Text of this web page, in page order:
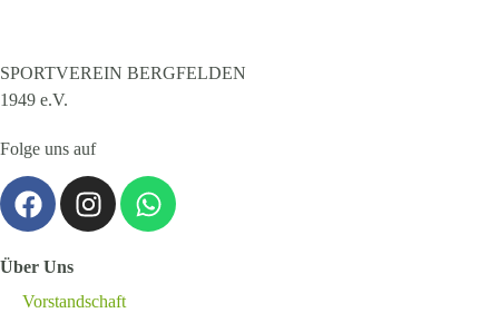
SPORTVEREIN BERGFELDEN
1949 e.V.
Folge uns auf
Über Uns
Vorstandschaft